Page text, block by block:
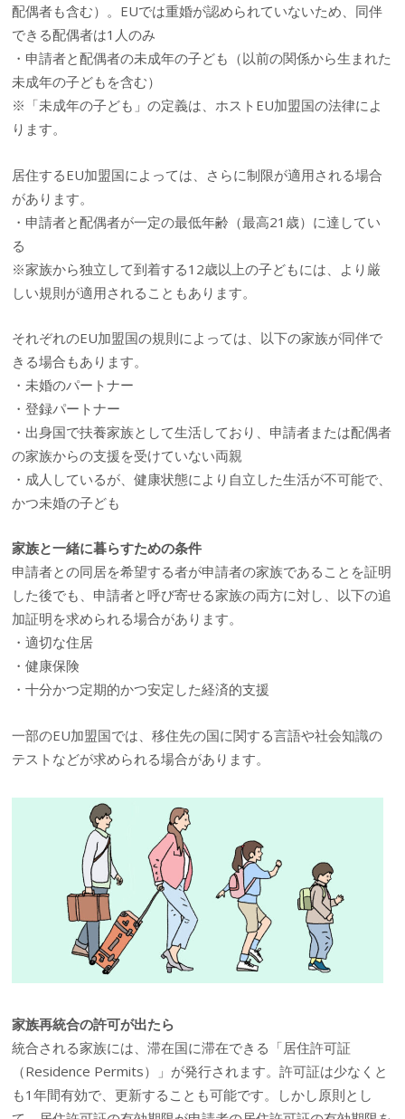
配偶者も含む）。EUでは重婚が認められていないため、同伴
できる配偶者は1人のみ
・申請者と配偶者の未成年の子ども（以前の関係から生まれた
未成年の子どもを含む）
※「未成年の子ども」の定義は、ホストEU加盟国の法律によ
ります。
居住するEU加盟国によっては、さらに制限が適用される場合
があります。
・申請者と配偶者が一定の最低年齢（最高21歳）に達してい
る
※家族から独立して到着する12歳以上の子どもには、より厳
しい規則が適用されることもあります。
それぞれのEU加盟国の規則によっては、以下の家族が同伴で
きる場合もあります。
・未婚のパートナー
・登録パートナー
・出身国で扶養家族として生活しており、申請者または配偶者
の家族からの支援を受けていない両親
・成人しているが、健康状態により自立した生活が不可能で、
かつ未婚の子ども
家族と一緒に暮らすための条件
申請者との同居を希望する者が申請者の家族であることを証明
した後でも、申請者と呼び寄せる家族の両方に対し、以下の追
加証明を求められる場合があります。
・適切な住居
・健康保険
・十分かつ定期的かつ安定した経済的支援
一部のEU加盟国では、移住先の国に関する言語や社会知識の
テストなどが求められる場合があります。
家族再統合の許可が出たら
統合される家族には、滞在国に滞在できる「居住許可証
（Residence Permits）」が発行されます。許可証は少なくと
も1年間有効で、更新することも可能です。しかし原則とし